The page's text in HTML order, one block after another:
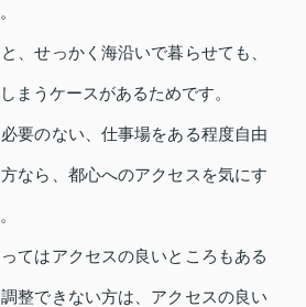
、せっかく海沿いで暮らせても、
まうケースがあるためです。
要のない、仕事場をある程度自由
なら、都心へのアクセスを気にす
てはアクセスの良いところもある
整できない方は、アクセスの良い